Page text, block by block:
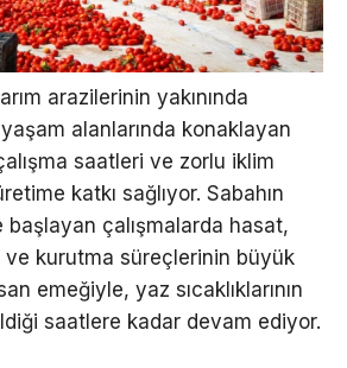
arazilerinin yakınında
alanlarında konaklayan
saatleri ve zorlu iklim
katkı sağlıyor. Sabahın
çalışmalarda hasat,
ve kurutma süreçlerinin büyük
emeğiyle, yaz sıcaklıklarının
saatlere kadar devam ediyor.